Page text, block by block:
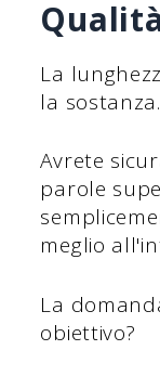
La
la sostanza.
Avrete
parole
meglio
La
obiettivo?